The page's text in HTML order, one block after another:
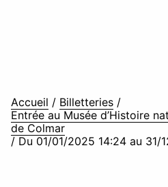
Accueil / Billetteries /
Entrée au Musée d’Histoire
de Colmar
/ Du 01/01/2025 14:24 au 31/